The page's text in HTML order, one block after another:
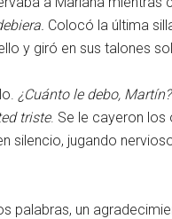
Colocó la última
y giró en sus talones
¿Cuánto le debo,
triste. Se le cayeron los
silencio, jugando
palabras, un